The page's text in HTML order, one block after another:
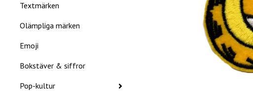
Textmärken
Olämpliga märken
Emoji
Bokstäver & siffror
Pop-kultur